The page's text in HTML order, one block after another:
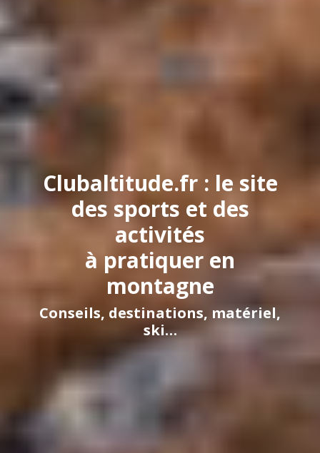
Clubaltitude.fr : le site
des sports et des
activités
à pratiquer en
montagne
Conseils, destinations, matériel,
ski…